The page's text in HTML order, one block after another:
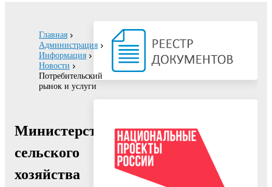
Главная
Администрация
Информация
Новости
Потребительский
рынок и услуги
Министерство
сельского
хозяйства